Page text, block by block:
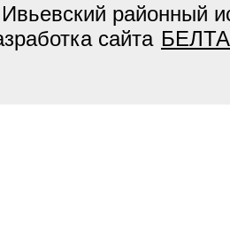
районный
сайта БЕЛТА